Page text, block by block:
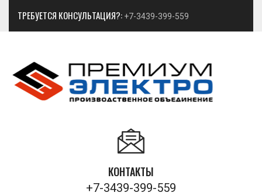
ТРЕБУЕТСЯ КОНСУЛЬТАЦИЯ?: +7-3439-399-559
КОНТАКТЫ
+7-3439-399-559